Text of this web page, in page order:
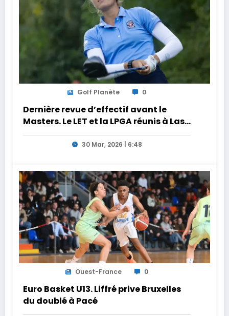
Golf Planète 0
Dernière revue d’effectif avant le
Masters. Le LET et la LPGA réunis à Las
Vegas au programme de la semaine
30 Mar, 2026 | 6:48
Ouest-France 0
Euro Basket U13. Liffré prive Bruxelles
du doublé à Pacé